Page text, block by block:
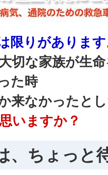
限りがありま
切な家族が生
た時
来なかったと
いますか？
、ちょっと